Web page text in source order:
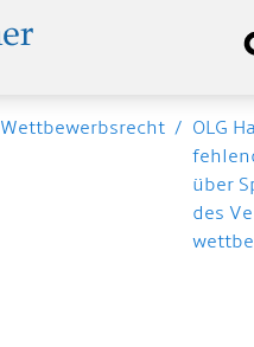
Wettbewerbsrecht / OLG
über
des